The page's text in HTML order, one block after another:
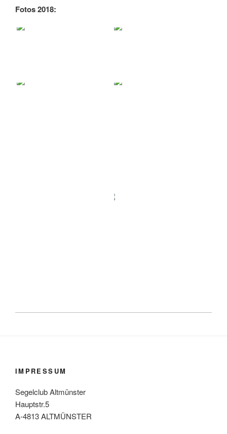
Fotos 2018:
IMPRESSUM
Segelclub Altmünster
Hauptstr.5
A-4813 ALTMÜNSTER